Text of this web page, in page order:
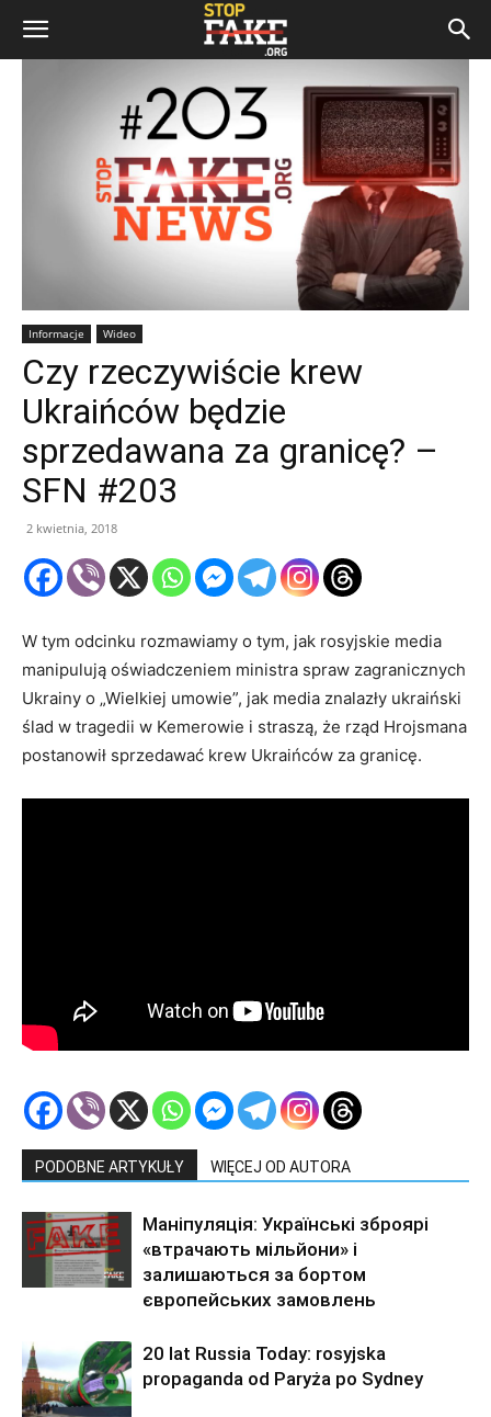
Informacje Wideo
Czy rzeczywiście krew
Ukraińców będzie
sprzedawana za granicę? –
SFN #203
2 kwietnia, 2018
W tym odcinku rozmawiamy o tym, jak rosyjskie media
manipulują oświadczeniem ministra spraw zagranicznych
Ukrainy o „Wielkiej umowie”, jak media znalazły ukraiński
ślad w tragedii w Kemerowie i straszą, że rząd Hrojsmana
postanowił sprzedawać krew Ukraińców za granicę.
PODOBNE ARTYKUŁY WIĘCEJ OD AUTORA
Маніпуляція: Українські зброярі
«втрачають мільйони» і
залишаються за бортом
європейських замовлень
20 lat Russia Today: rosyjska
propaganda od Paryża po Sydney